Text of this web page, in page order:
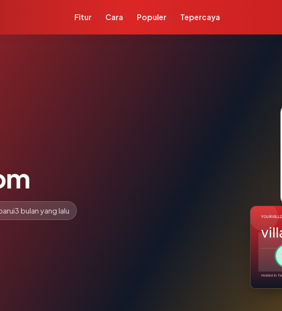
Fitur Cara Populer Tepercaya
3 bulan yang lalu